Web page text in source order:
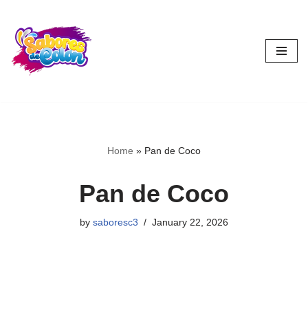
Skip
to
content
Home » Pan de Coco
Pan de Coco
by saboresc3 January 22, 2026